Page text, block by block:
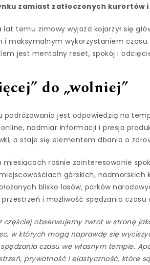
zamiast zatłoczonych kurortów
lat temu zimowy wyjazd kojarzył się
i maksymalnym wykorzystaniem
jest mentalny reset, spokój i
do „wolniej”
podróżowania jest odpowiedzią na
nadmiar informacji i presja
a staje się elementem dbania o
miesiącach rośnie zainteresowanie
górskich, nadmorskich
blisko lasów, parków
i możliwość spędzania czasu
częściej obserwujemy zwrot w stronę
w których mogą naprawdę się
czasu we własnym tempie.
prywatność i elastyczność, które